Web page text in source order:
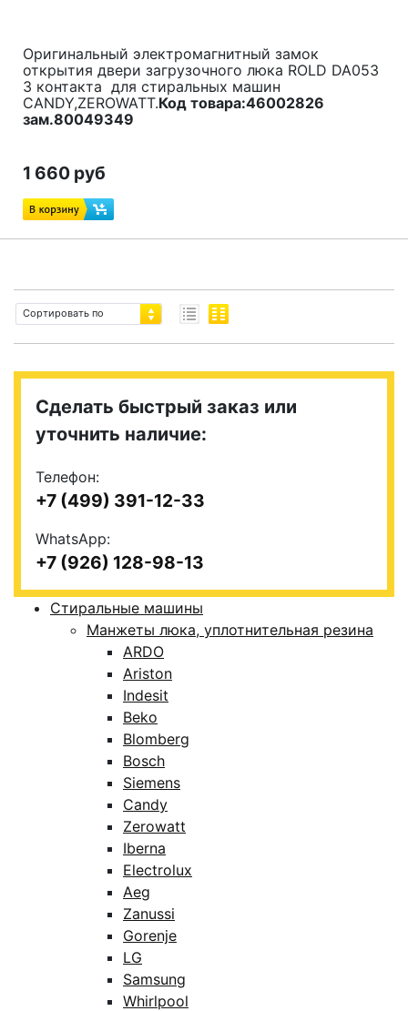
Оригинальный электромагнитный замок
открытия двери загрузочного люка ROLD DA053
3 контакта для стиральных машин
CANDY,ZEROWATT.Код товара:46002826
зам.80049349
1 660 руб
Сортировать по
Сделать быстрый заказ или
уточнить наличие:
Телефон:
+7 (499) 391-12-33
WhatsApp:
+7 (926) 128-98-13
Стиральные машины
Манжеты люка, уплотнительная резина
ARDO
Ariston
Indesit
Beko
Blomberg
Bosch
Siemens
Candy
Zerowatt
Iberna
Electrolux
Aeg
Zanussi
Gorenje
LG
Samsung
Whirlpool